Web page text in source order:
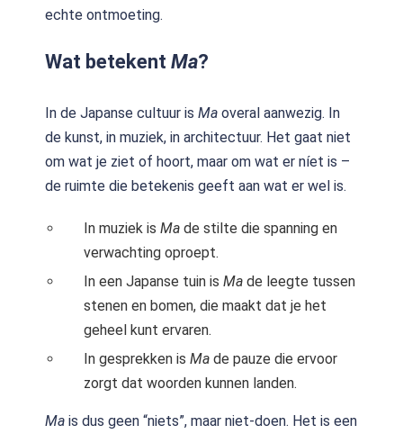
echte ontmoeting.
Wat betekent Ma?
In de Japanse cultuur is Ma overal aanwezig. In
de kunst, in muziek, in architectuur. Het gaat niet
om wat je ziet of hoort, maar om wat er níet is –
de ruimte die betekenis geeft aan wat er wel is.
In muziek isMa de stilte die spanning en
verwachting oproept.
In een Japanse tuin isMa de leegte tussen
stenen en bomen, die maakt dat je het
geheel kunt ervaren.
In gesprekken isMa de pauze die ervoor
zorgt dat woorden kunnen landen.
Ma is dus geen “niets”, maar niet-doen. Het is een